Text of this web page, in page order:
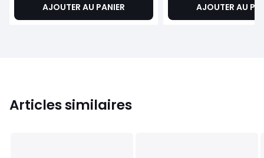
AJOUTER AU PANIER AJOUTER AU
Articles similaires